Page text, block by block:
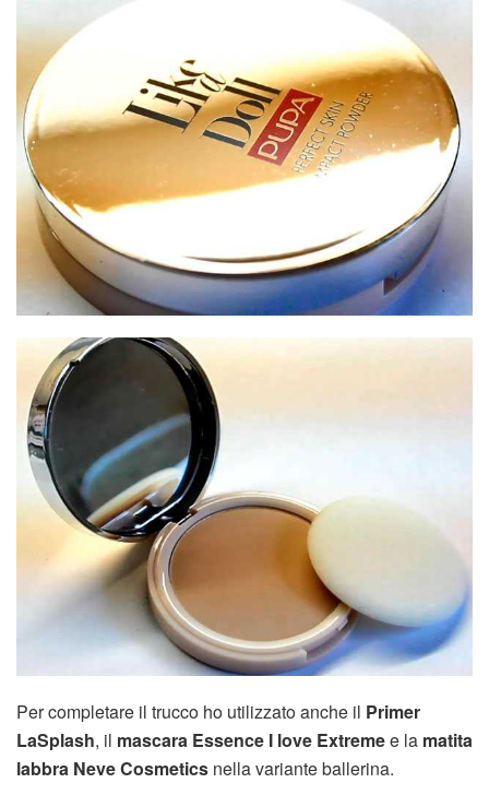
Per completare il trucco ho utilizzato anche il Primer
LaSplash, il mascara Essence I love Extremee la matita
labbra Neve Cosmetics nella variante ballerina.